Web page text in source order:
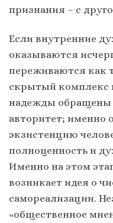
признания – с
Если внутренние
оказываются
переживаются как
скрытый комплекс
надежды обращены
авторитет; именно
экзистенцию
полноценность и
Именно на этом
возникает идея о
самореализации.
«общественное